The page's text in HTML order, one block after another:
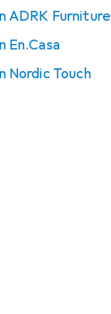
ADRK Furniture
En.Casa
Nordic Touch